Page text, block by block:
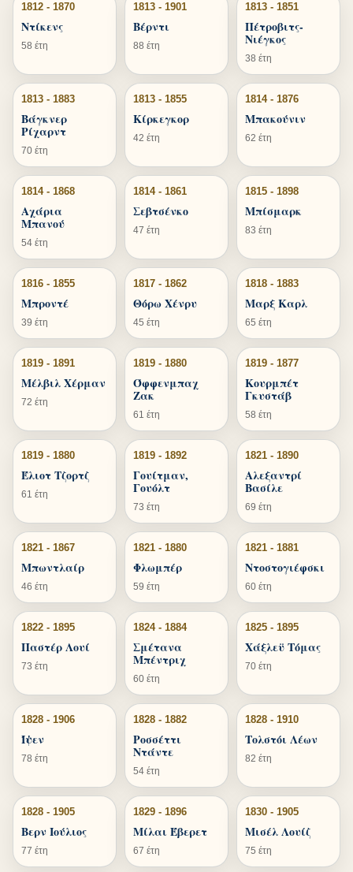
1812 - 1870
Ντίκενς
58 έτη
1813 - 1901
Βέρντι
88 έτη
1813 - 1851
Πέτροβιτς-
Νιέγκος
38 έτη
1813 - 1883
Βάγκνερ
Ρίχαρντ
70 έτη
1813 - 1855
Κίρκεγκορ
42 έτη
1814 - 1876
Μπακούνιν
62 έτη
1814 - 1868
Αχάρια
Μπανού
54 έτη
1814 - 1861
Σεβτσένκο
47 έτη
1815 - 1898
Μπίσμαρκ
83 έτη
1816 - 1855
Μπροντέ
39 έτη
1817 - 1862
Θόρω Χένρυ
45 έτη
1818 - 1883
Μαρξ Καρλ
65 έτη
1819 - 1891
Μέλβιλ Χέρμαν
72 έτη
1819 - 1880
Όφφενμπαχ
Ζακ
61 έτη
1819 - 1877
Κουρμπέτ
Γκυστάβ
58 έτη
1819 - 1880
Έλιοτ Τζορτζ
61 έτη
1819 - 1892
Γουίτμαν,
Γουόλτ
73 έτη
1821 - 1890
Αλεξαντρί
Βασίλε
69 έτη
1821 - 1867
Μπωντλαίρ
46 έτη
1821 - 1880
Φλωμπέρ
59 έτη
1821 - 1881
Ντοστογιέφσκι
60 έτη
1822 - 1895
Παστέρ Λουί
73 έτη
1824 - 1884
Σμέτανα
Μπέντριχ
60 έτη
1825 - 1895
Χάξλεϋ Τόμας
70 έτη
1828 - 1906
Ίψεν
78 έτη
1828 - 1882
Ροσσέττι
Ντάντε
54 έτη
1828 - 1910
Τολστόι Λέων
82 έτη
1828 - 1905
Βερν Ιούλιος
77 έτη
1829 - 1896
Μίλαι Έβερετ
67 έτη
1830 - 1905
Μισέλ Λουίζ
75 έτη